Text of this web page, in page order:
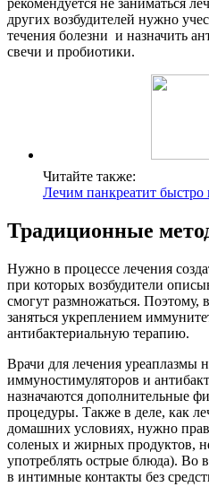
рекомендуется не заниматься
других возбудителей нужно
течения болезни и назначить
свечи и пробиотики.
Читайте также:
Лечим панкреатит
Традиционные
Нужно в процессе лечения
при которых возбудители
смогут размножаться. Поэтому,
заняться укреплением
антибактериальную терапию.
Врачи для лечения уреаплазмы
иммуностимуляторов и
назначаются дополнительные
процедуры. Также в деле, как
домашних условиях, нужно
соленых и жирных продуктов,
употреблять острые блюда). Во
в интимные контакты без